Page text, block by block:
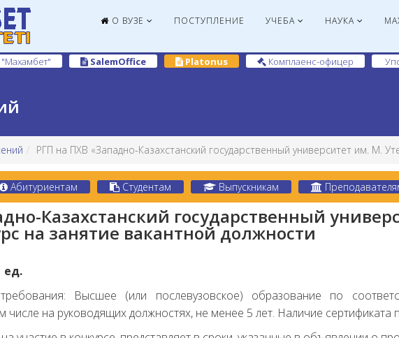
О ВУЗЕ ПОСТУПЛЕНИЕ УЧЕБА НАУКА
SalemOffice Platonus Комплаенс-офицер
РГП на ПХВ «Западно-Казахстанский государственный университет им. М.
Абитуриентам Студентам Выпускникам
Казахстанский государственный
на занятие вакантной должности
ед.
Высшее (или послевузовское) образование по
числе на руководящих должностях, не менее 5 лет. Наличие сертификата